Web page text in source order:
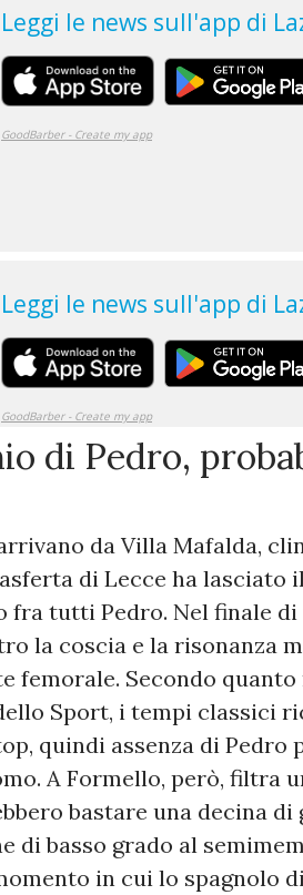
di Pedro,
da Villa Mafalda,
di Lecce ha lasciato
fra tutti Pedro. Nel finale
la coscia e la risonanza
femorale. Secondo
Sport, i tempi classici
quindi assenza di Pedro
A Formello, però, filtra
bastare una decina
di basso grado al
in cui lo spagnolo